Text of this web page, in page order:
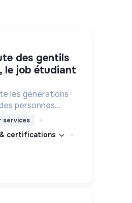
le job étudiant
les générations
personnes
chaque
services
certifications